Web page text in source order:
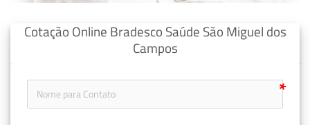
Cotação Online Bradesco Saúde São Miguel dos
Campos